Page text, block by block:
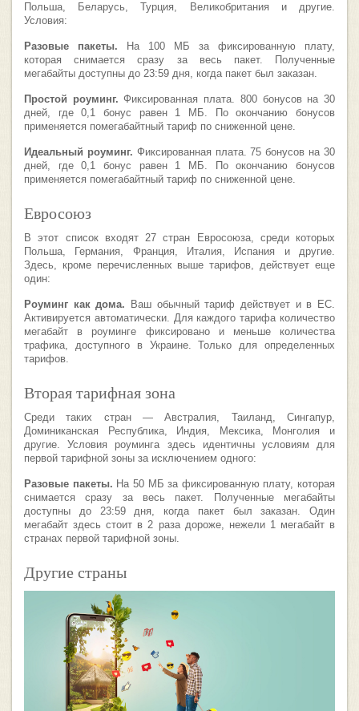
Польша, Беларусь, Турция, Великобритания и другие.
Условия:
Разовые пакеты. На 100 МБ за фиксированную плату,
которая снимается сразу за весь пакет. Полученные
мегабайты доступны до 23:59 дня, когда пакет был заказан.
Простой роуминг. Фиксированная плата. 800 бонусов на 30
дней, где 0,1 бонус равен 1 МБ. По окончанию бонусов
применяется помегабайтный тариф по сниженной цене.
Идеальный роуминг. Фиксированная плата. 75 бонусов на 30
дней, где 0,1 бонус равен 1 МБ. По окончанию бонусов
применяется помегабайтный тариф по сниженной цене.
Евросоюз
В этот список входят 27 стран Евросоюза, среди которых
Польша, Германия, Франция, Италия, Испания и другие.
Здесь, кроме перечисленных выше тарифов, действует еще
один:
Роуминг как дома. Ваш обычный тариф действует и в ЕС.
Активируется автоматически. Для каждого тарифа количество
мегабайт в роуминге фиксировано и меньше количества
трафика, доступного в Украине. Только для определенных
тарифов.
Вторая тарифная зона
Среди таких стран — Австралия, Таиланд, Сингапур,
Доминиканская Республика, Индия, Мексика, Монголия и
другие. Условия роуминга здесь идентичны условиям для
первой тарифной зоны за исключением одного:
Разовые пакеты. На 50 МБ за фиксированную плату, которая
снимается сразу за весь пакет. Полученные мегабайты
доступны до 23:59 дня, когда пакет был заказан. Один
мегабайт здесь стоит в 2 раза дороже, нежели 1 мегабайт в
странах первой тарифной зоны.
Другие страны